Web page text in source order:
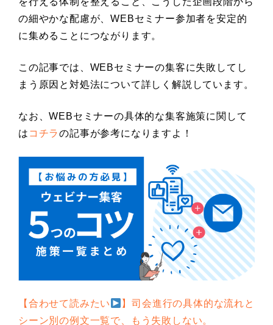
の細やかな配慮が、WEBセミナー参加者を安定的
に集めることにつながります。
この記事では、WEBセミナーの集客に失敗してし
まう原因と対処法について詳しく解説しています。
なお、WEBセミナーの具体的な集客施策に関して
は コチラの記事が参考になりますよ！
【合わせて読みたい
】司会進行の具体的な流れと
シーン別の例文一覧で、もう失敗しない。